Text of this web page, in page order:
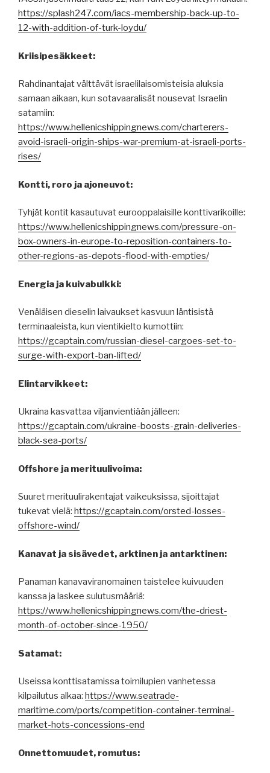
https://splash247.com/iacs-membership-back-up-to-
12-with-addition-of-turk-loydu/
Kriisipesäkkeet:
Rahdinantajat välttävät israelilaisomisteisia aluksia
samaan aikaan, kun sotavaaralisät nousevat Israelin
satamiin:
https://www.hellenicshippingnews.com/charterers-
avoid-israeli-origin-ships-war-premium-at-israeli-ports-
rises/
Kontti, roro ja ajoneuvot:
Tyhjät kontit kasautuvat eurooppalaisille konttivarikoille:
https://www.hellenicshippingnews.com/pressure-on-
box-owners-in-europe-to-reposition-containers-to-
other-regions-as-depots-flood-with-empties/
Energia ja kuivabulkki:
Venäläisen dieselin laivaukset kasvuun läntisistä
terminaaleista, kun vientikielto kumottiin:
https://gcaptain.com/russian-diesel-cargoes-set-to-
surge-with-export-ban-lifted/
Elintarvikkeet:
Ukraina kasvattaa viljanvientiään jälleen:
https://gcaptain.com/ukraine-boosts-grain-deliveries-
black-sea-ports/
Offshore ja merituulivoima:
Suuret merituulirakentajat vaikeuksissa, sijoittajat
tukevat vielä: https://gcaptain.com/orsted-losses-
offshore-wind/
Kanavat ja sisävedet, arktinen ja antarktinen:
Panaman kanavaviranomainen taistelee kuivuuden
kanssa ja laskee sulutusmääriä:
https://www.hellenicshippingnews.com/the-driest-
month-of-october-since-1950/
Satamat:
Useissa konttisatamissa toimilupien vanhetessa
kilpailutus alkaa: https://www.seatrade-
maritime.com/ports/competition-container-terminal-
market-hots-concessions-end
Onnettomuudet, romutus: